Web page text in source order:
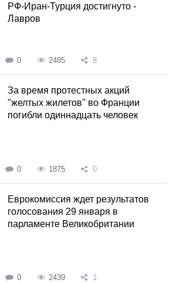
РФ-Иран-Турция достигнуто -
Лавров
0 2485 8
За время протестных акций
"желтых жилетов" во Франции
погибли одиннадцать человек
0 1875 0
Еврокомиссия ждет результатов
голосования 29 января в
парламенте Великобритании
0 2439 1